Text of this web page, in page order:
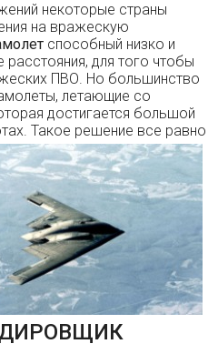
некоторые страны
на вражескую
способный низко и
для того чтобы
ПВО. Но большинство
летающие со
достигается большой
Такое решение все равно